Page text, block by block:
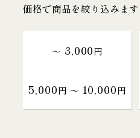
価格で商品を絞り込みます
～ 3,000円
5,000円 〜 10,000円